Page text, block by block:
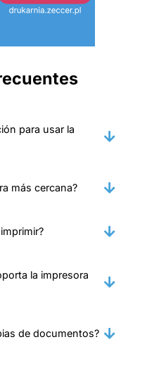
para usar la
más cercana?
la impresora
de documentos?